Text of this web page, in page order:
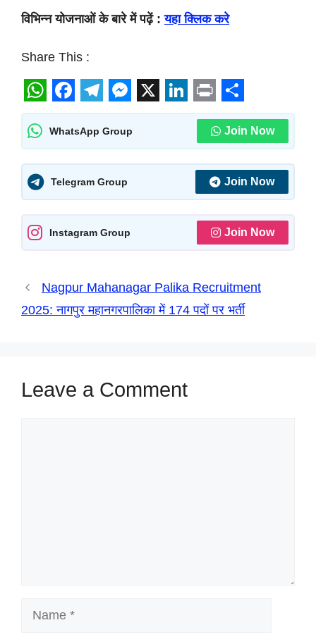
विभिन्न योजनाओं के बारे में पढ़ें : यहा क्लिक करे
Share This :
W
h
a
t
s
A
p
F
a
c
e
b
o
T
e
l
e
g
r
M
e
s
s
e
n
r
X L
n
e
P
r
i
t
S
h
a
r
e
WhatsApp Group Join Now
Telegram Group Join Now
Instagram Group Join Now
Nagpur Mahanagar Palika Recruitment
2025: नागपुर महानगरपालिका में 174 पदों पर भर्ती
Leave a Comment